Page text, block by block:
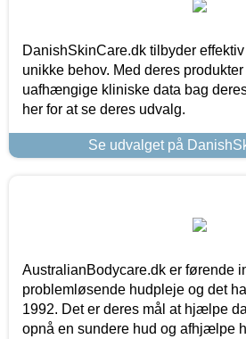
DanishSkinCare.dk tilbyder
unikke behov. Med deres
uafhængige kliniske data bag
her for at se deres udvalg.
Se udvalget på
AustralianBodycare.dk er førende
problemløsende hudpleje og det
1992. Det er deres mål at hjælpe
opnå en sundere hud og afhjælpe